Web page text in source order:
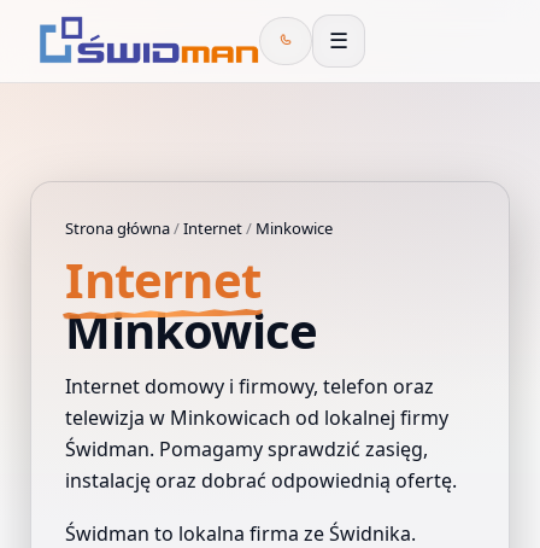
☰
Strona główna/Internet/ Minkowice
Internet
Minkowice
Internet domowy i firmowy, telefon oraz
telewizja w Minkowicach od lokalnej firmy
Świdman. Pomagamy sprawdzić zasięg,
instalację oraz dobrać odpowiednią ofertę.
Świdman to lokalna firma ze Świdnika.